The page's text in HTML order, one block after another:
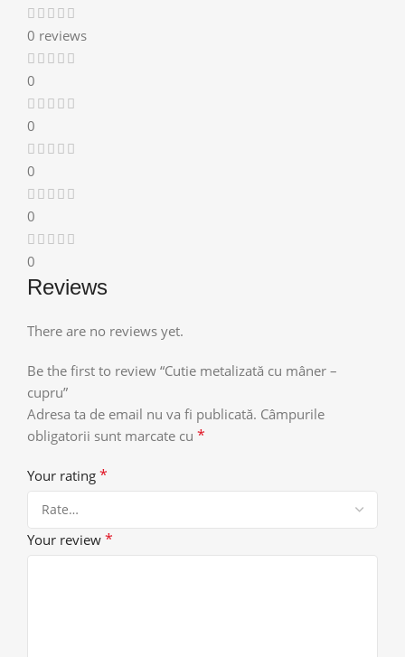
0 reviews
0
0
0
0
0
Reviews
There are no reviews yet.
Be the first to review “Cutie metalizată cu mâner –
cupru”
Adresa ta de email nu va fi publicată. Câmpurile
obligatorii sunt marcate cu *
Your rating *
Your review *